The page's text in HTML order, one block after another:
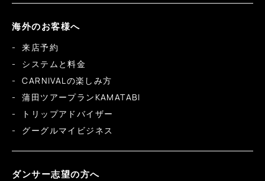
海外のお客様へ
来店予約
システムと料金
CARNIVALの楽しみ方
蒲田ツアープランKAMATABI
トリップアドバイザー
グーグルマイビジネス
ダンサー志望の方へ